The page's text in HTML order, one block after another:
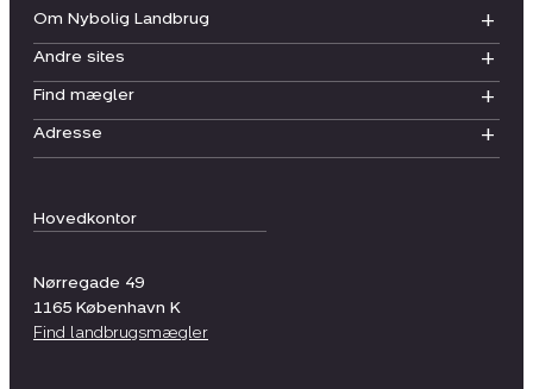
Hovedkontor
Nørregade 49
1165 København K
Find landbrugsmægler
Om Nybolig Landbrug
Andre sites
Find mægler
Adresse